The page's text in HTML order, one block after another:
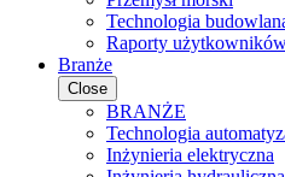
Technologia
Raporty
Branże
Close
BRANŻE
Technologia
Inżynieria elektryczna